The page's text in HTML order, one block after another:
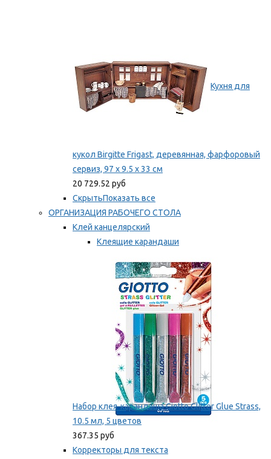
Кухня для
кукол Birgitte Frigast, деревянная, фарфоровый
сервиз, 97 x 9.5 x 33 см
20 729.52 руб
СкрытьПоказать все
ОРГАНИЗАЦИЯ РАБОЧЕГО СТОЛА
Клей канцелярский
Клеящие карандаши
Мы рекомендуем
Набор клея-карандаша Giotto Glitter Glue Strass,
10.5 мл, 5 цветов
367.35 руб
Корректоры для текста